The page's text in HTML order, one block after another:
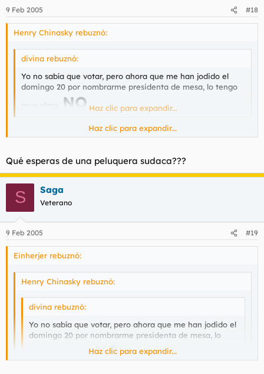
9 Feb 2005 #18
Henry Chinasky rebuznó:
divina rebuznó:
Yo no sabía que votar, pero ahora que me han jodido el
domingo 20 por nombrarme presidenta de mesa, lo tengo
muy claro.
NO Haz clic para expandir...
Es muy triste que tú voto valga lo mismo que el mío
Haz clic para expandir...
Qué esperas de una peluquera sudaca???
S Saga
Veterano
9 Feb 2005 #19
Einherjer rebuznó:
Henry Chinasky rebuznó:
divina rebuznó:
Yo no sabía que votar, pero ahora que me han jodido el
domingo 20 por nombrarme presidenta de mesa, lo
tengo muy claro.NO
Haz clic para expandir...
Haz clic para expandir...